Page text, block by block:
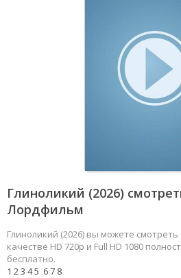
Глиноликий (2026)
Лордфильм
Глиноликий (2026) вы можете
качестве HD 720p и Full HD 1080
бесплатно.
1 23 45 67 8